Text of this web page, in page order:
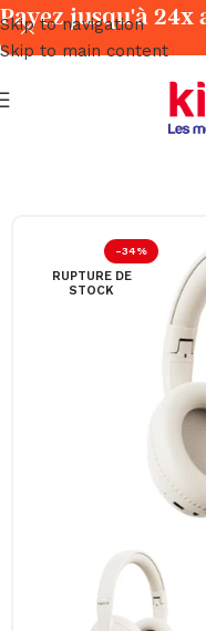
Skip to navigation
Skip to main content
-34%
RUPTURE DE
STOCK
Payez jusqu'à 24x